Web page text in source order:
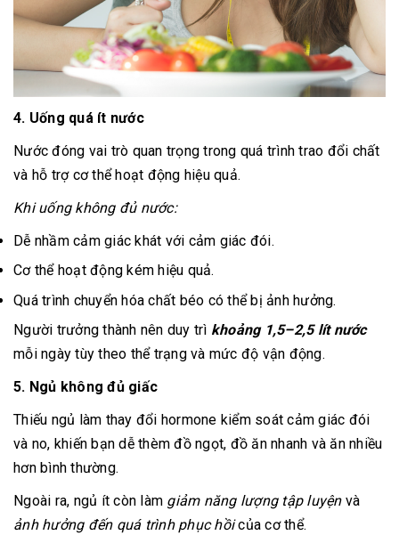
4. Uống quá ít nước
Nước đóng vai trò quan trọng trong quá trình trao đổi chất
và hỗ trợ cơ thể hoạt động hiệu quả.
Khi uống không đủ nước:
Dễ nhầm cảm giác khát với cảm giác đói.
Cơ thể hoạt động kém hiệu quả.
Quá trình chuyển hóa chất béo có thể bị ảnh hưởng.
Người trưởng thành nên duy trì khoảng 1,5–2,5 lít nước
mỗi ngày tùy theo thể trạng và mức độ vận động.
5. Ngủ không đủ giấc
Thiếu ngủ làm thay đổi hormone kiểm soát cảm giác đói
và no, khiến bạn dễ thèm đồ ngọt, đồ ăn nhanh và ăn nhiều
hơn bình thường.
Ngoài ra, ngủ ít còn làm giảm năng lượng tập luyệnvà
ảnh hưởng đến quá trình phục hồicủa cơ thể.